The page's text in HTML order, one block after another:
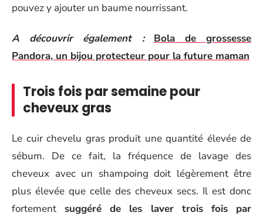
pouvez y ajouter un baume nourrissant.
A découvrir également :
Bola de grossesse
Pandora, un bijou protecteur pour la future maman
Trois fois par semaine pour
cheveux gras
Le cuir chevelu gras produit une quantité élevée de
sébum. De ce fait, la fréquence de lavage des
cheveux avec un shampoing doit légèrement être
plus élevée que celle des cheveux secs. Il est donc
fortement suggéré de les laver trois fois par